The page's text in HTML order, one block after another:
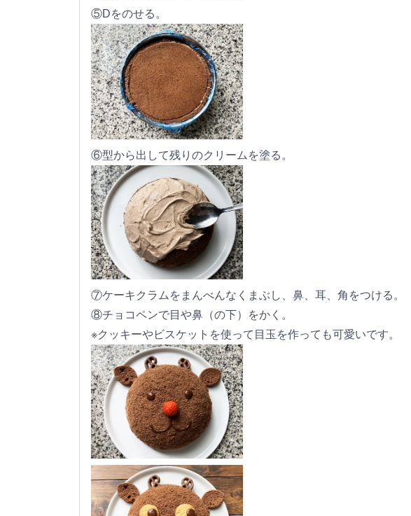
⑤Dをのせる。
⑥型から出して残りのクリームを塗る。
⑦ケーキクラムをまんべんなくまぶし、鼻、耳、角をつける。
⑧チョコペンで目や鼻（の下）をかく。
※クッキーやビスケットを使って目玉を作っても可愛いです。